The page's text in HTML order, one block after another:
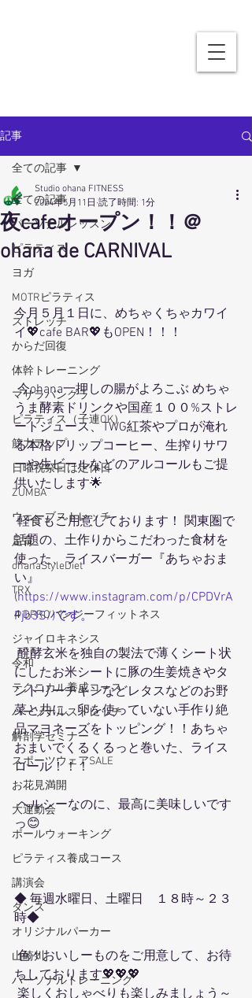
記事
全ての記事
パーソナルレッスン
ピラティス
ヨガ
MOTRピラティス
ストレッチ
からだ回復
体幹トレーニング
マサラバングラ
ピラティス（子連OK）
筋力アップ
日曜祝祭日は定休日
ZUMBA
ウェーブストレッチ
足育
ohanaStyleDiet
TRX
４DPROバンジーフィットネス
ジャイロキネシス
令和
テクニカル養成コース
パーソナルストレッチ
解剖学セミナー
スポーツウェアSALE
お花見満開
大運動会
ポールウォーキング
ピラティス養成コース
講演会
ダンス
オリジナルパーカー
山崎川
パーソナルトレーニング
全ての記事
夜cafeオープン！！＠
ohana de CARNIVAL
Studio ohana FITNESS
2024年5月11日 読了時間: 1分
今月５月１日に、めちゃくちゃカワイ
イ💖cafe BAR💖もOPEN！！！
今ohana一押しの腸がよろこぶ めちゃ
うま酵素ドリンクや国産１００%ストレ
ートジュース、TWG紅茶やプロが淹れ
る本格ドリップコーヒー、生搾りサワ
ーや生ビールなどのアルコールもご提
供いたします🌟
軽食もご用意しております！ 関東圏で
話題の、土作りからこだわった食材を
使った、ライスバーガー『あちゃおま
い』
(https://www.instagram.com/p/CPDVrA
Pjb3S/)です。
醗酵玄米を独自の製法で薄くシート状
にしたお米シートに豚の生姜焼きやタ
ンドリーチキンなどレタスなどのお野
菜と共に、卵を使っていない手作り絶
品マヨネーズをトッピング！！あちゃ
おまいでくるくるっと巻いた、ライス
ロール！！！
ヘルシーなのに、最高に美味しいです
っ😊
◆ 毎週水曜日、土曜日　１８時～２３
時◆
色々おいしーものをご用意して、お待
ちしております💖💖💖